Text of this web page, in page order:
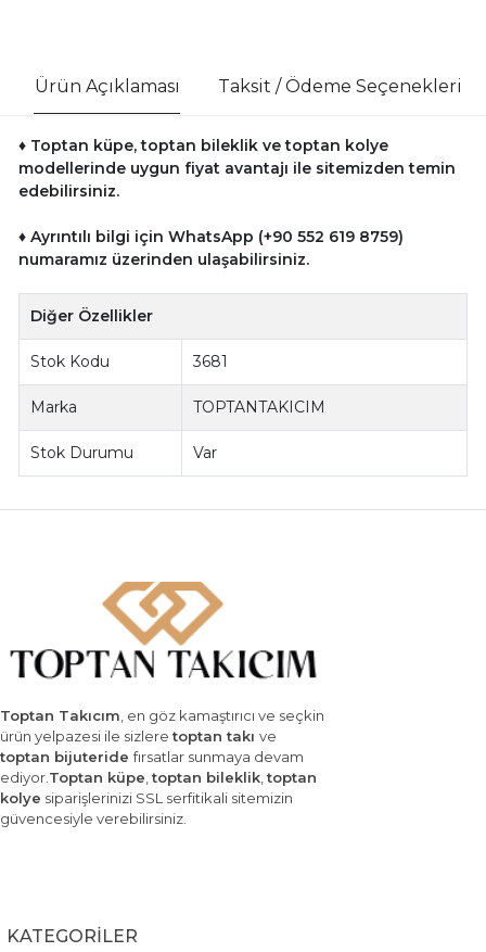
Ürün Açıklaması Taksit / Ödeme Seçenekleri
♦ Toptan küpe, toptan bileklik ve toptan kolye
modellerinde uygun fiyat avantajı ile sitemizden temin
edebilirsiniz.
♦ Ayrıntılı bilgi için WhatsApp (+90 552 619 8759)
numaramız üzerinden ulaşabilirsiniz.
Diğer Özellikler
Stok Kodu 3681
Marka TOPTANTAKICIM
Stok Durumu Var
Toptan Takıcım, en göz kamaştırıcı ve seçkin
ürün yelpazesi ile sizleretoptan takı ve
toptan bijuteridefırsatlar sunmaya devam
ediyor.Toptan küpe,toptan bileklik,toptan
kolye siparişlerinizi SSL serfitikali sitemizin
güvencesiyle verebilirsiniz.
KATEGORİLER